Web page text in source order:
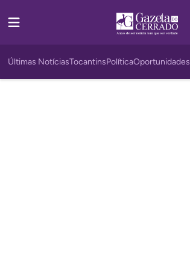
Últimas NotíciasTocantinsPolíticaOportunidades